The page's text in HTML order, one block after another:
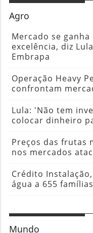
Agro
Mercado se
excelência, diz
Embrapa
Operação Heavy
confrontam
Lula: 'Não tem
colocar dinheiro
Preços das frutas
nos mercados
Crédito
água a 655
Mundo